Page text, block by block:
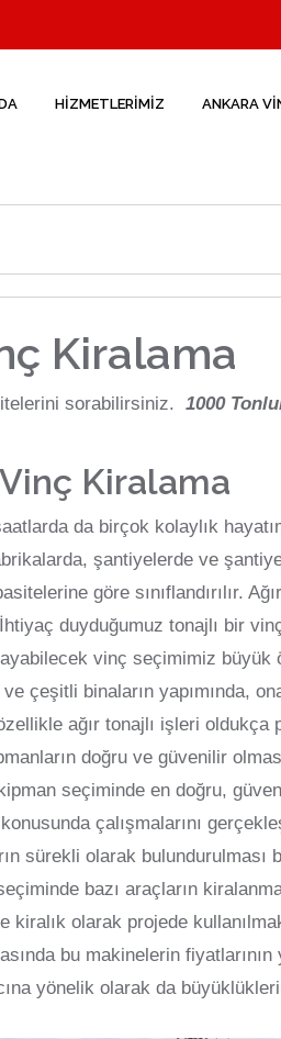
HİZMETLERİMİZ ANKARA
Kiralama
sorabilirsiniz. 1000
Kiralama
da birçok kolaylık
şantiyelerde ve
göre sınıflandırılır.
duyduğumuz tonajlı bir
vinç seçimimiz
ve çeşitli binaların yapımında,
ağır tonajlı işleri
doğru ve güvenilir
seçiminde en doğru,
çalışmalarını
sürekli olarak bulundurulması
bazı araçların
kiralık olarak projede
bu makinelerin
yönelik olarak da